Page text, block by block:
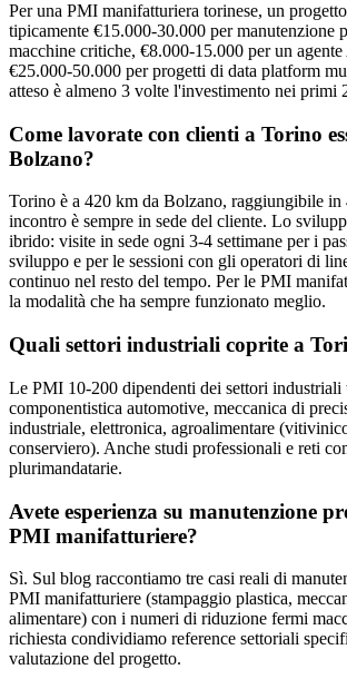
Per una PMI manifatturiera torinese, un
tipicamente €15.000-30.000 per manutenzione
macchine critiche, €8.000-15.000 per un
€25.000-50.000 per progetti di data platform
atteso è almeno 3 volte l'investimento nei primi
Come lavorate con clienti a Torino
Bolzano?
Torino è a 420 km da Bolzano, raggiungibile
incontro è sempre in sede del cliente. Lo
ibrido: visite in sede ogni 3-4 settimane per i
sviluppo e per le sessioni con gli operatori di
continuo nel resto del tempo. Per le PMI
la modalità che ha sempre funzionato meglio.
Quali settori industriali coprite a
Le PMI 10-200 dipendenti dei settori industriali
componentistica automotive, meccanica di
industriale, elettronica, agroalimentare
conserviero). Anche studi professionali e reti
plurimandatarie.
Avete esperienza su manutenzione
PMI manifatturiere?
Sì. Sul blog raccontiamo tre casi reali di
PMI manifatturiere (stampaggio plastica,
alimentare) con i numeri di riduzione fermi
richiesta condividiamo reference settoriali
valutazione del progetto.